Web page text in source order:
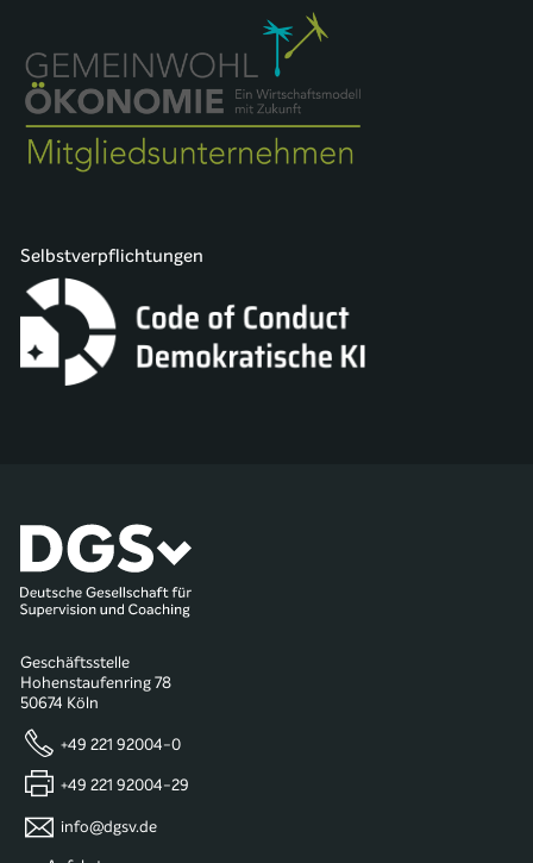
Selbstverpflichtungen
Geschäftsstelle
Hohenstaufenring 78
50674 Köln
+49 221 92004-0
+49 221 92004-29
info@dgsv.de